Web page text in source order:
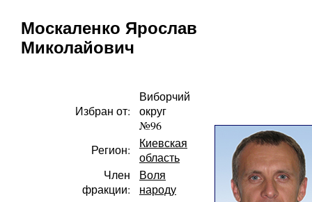
Москаленко Ярослав
Миколайович
Избран от:
Виборчий
округ
№96
Регион:
Киевская
область
Член
фракции:
Воля
народу